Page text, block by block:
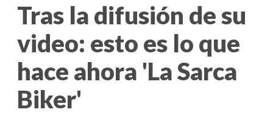
Tras la difusión de su
video: esto es lo que
hace ahora 'La Sarca
Biker'